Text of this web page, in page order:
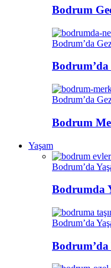
Bodrum
Bodrum’da
Bodrum’da
Bodrum’da
Bodrum
Yaşam
Bodrum’da
Bodrumda
Bodrum’da